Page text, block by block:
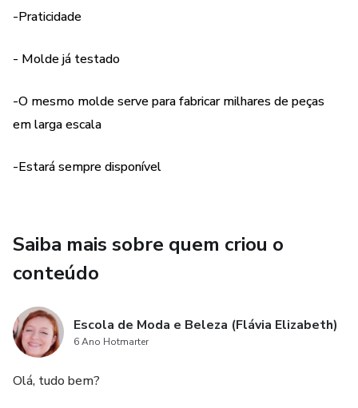
-Praticidade
- Molde já testado
-O mesmo molde serve para fabricar milhares de peças
em larga escala
-Estará sempre disponível
Saiba mais sobre quem criou o
conteúdo
Escola de Moda e Beleza (Flávia Elizabeth)
6 Ano Hotmarter
Olá, tudo bem?